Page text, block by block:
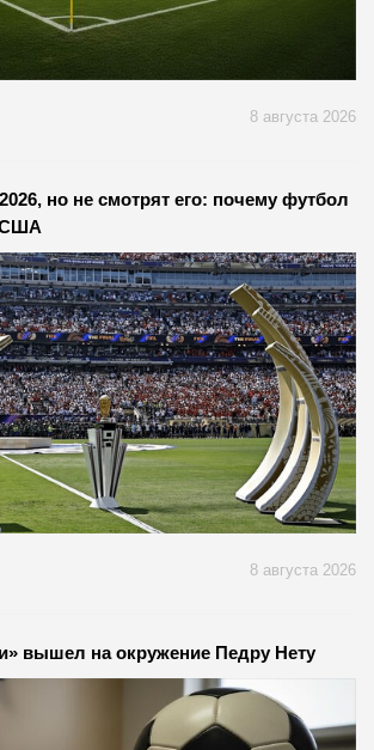
8 августа 2026
но не смотрят его: почему футбол
США
8 августа 2026
вышел на окружение Педру Нету